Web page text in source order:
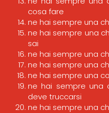
cosa fare
ne hai sempre una
ne hai sempre una
sai
ne hai sempre una
ne hai sempre una
ne hai sempre una
ne hai sempre una
deve truccarsi
ne hai sempre una